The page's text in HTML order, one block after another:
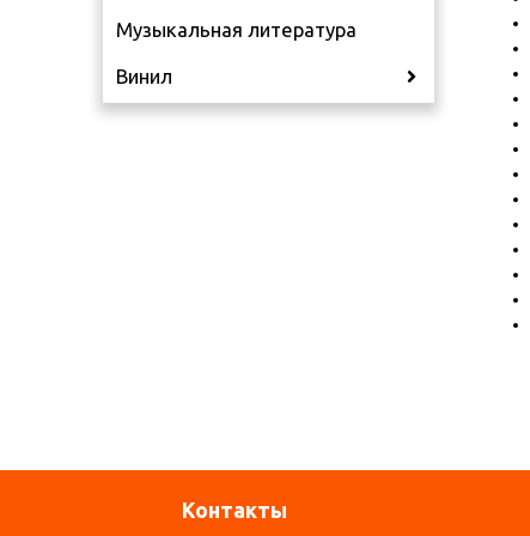
Музыкальная литература
Винил
Контакты